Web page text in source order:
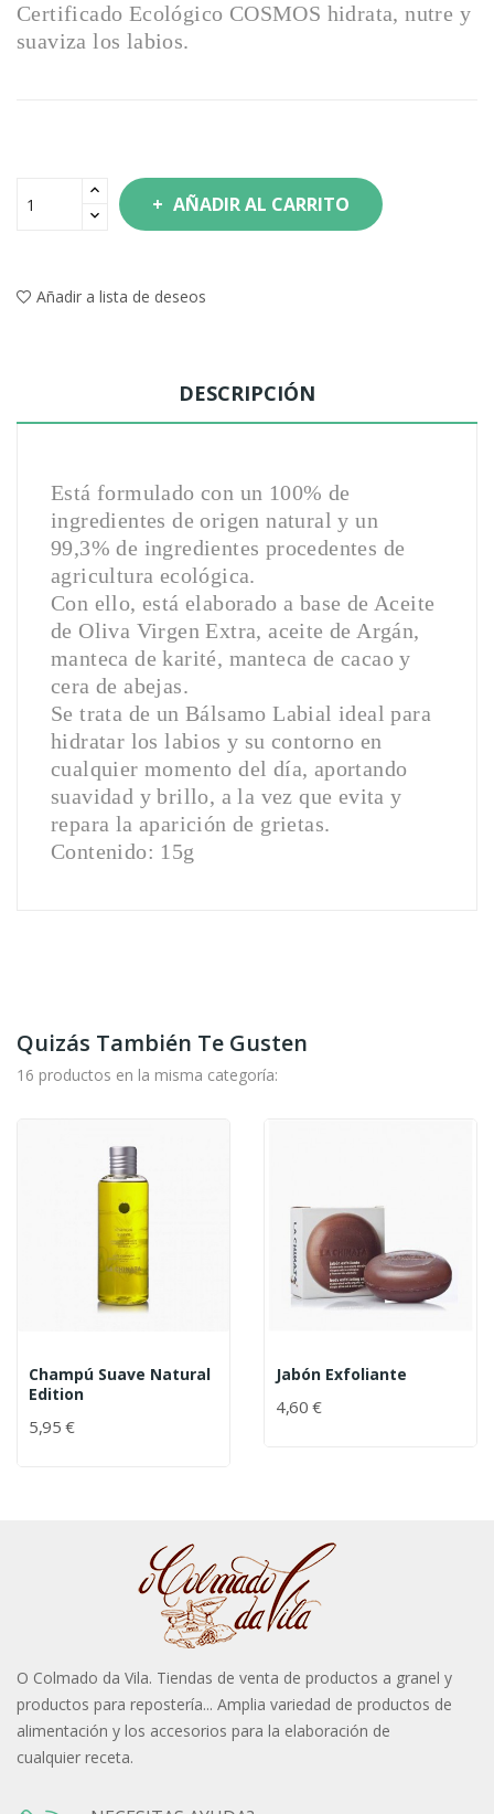
Certificado Ecológico COSMOS hidrata, nutre y
suaviza los labios.
AÑADIR AL CARRITO
Añadir a lista de deseos
DESCRIPCIÓN
Está formulado con un 100% de
ingredientes de origen natural y un
99,3% de ingredientes procedentes de
agricultura ecológica.
Con ello, está elaborado a base de Aceite
de Oliva Virgen Extra, aceite de Argán,
manteca de karité, manteca de cacao y
cera de abejas.
Se trata de un Bálsamo Labial ideal para
hidratar los labios y su contorno en
cualquier momento del día, aportando
suavidad y brillo, a la vez que evita y
repara la aparición de grietas.
Contenido: 15g
Quizás También Te Gusten
16 productos en la misma categoría:
Champú Suave Natural
Edition
5,95 €
Jabón Exfoliante
4,60 €
O Colmado da Vila. Tiendas de venta de productos a granel y
productos para repostería... Amplia variedad de productos de
alimentación y los accesorios para la elaboración de
cualquier receta.